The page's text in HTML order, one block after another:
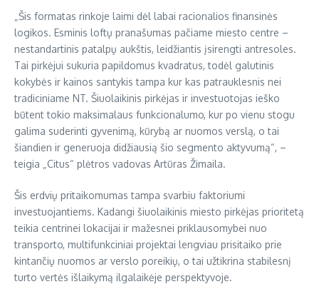
„Šis formatas rinkoje laimi dėl labai racionalios finansinės
logikos. Esminis loftų pranašumas pačiame miesto centre –
nestandartinis patalpų aukštis, leidžiantis įsirengti antresoles.
Tai pirkėjui sukuria papildomus kvadratus, todėl galutinis
kokybės ir kainos santykis tampa kur kas patrauklesnis nei
tradiciniame NT. Šiuolaikinis pirkėjas ir investuotojas ieško
būtent tokio maksimalaus funkcionalumo, kur po vienu stogu
galima suderinti gyvenimą, kūrybą ar nuomos verslą, o tai
šiandien ir generuoja didžiausią šio segmento aktyvumą“, –
teigia „Citus“ plėtros vadovas Artūras Žimaila.
Šis erdvių pritaikomumas tampa svarbiu faktoriumi
investuojantiems. Kadangi šiuolaikinis miesto pirkėjas prioritetą
teikia centrinei lokacijai ir mažesnei priklausomybei nuo
transporto, multifunkciniai projektai lengviau prisitaiko prie
kintančių nuomos ar verslo poreikių, o tai užtikrina stabilesnį
turto vertės išlaikymą ilgalaikėje perspektyvoje.